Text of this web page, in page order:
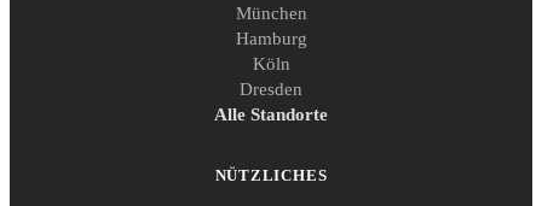
München
Hamburg
Köln
Dresden
Alle Standorte
NÜTZLICHES